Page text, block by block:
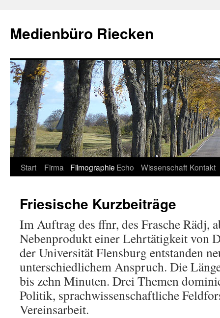
Medienbüro Riecken
Springe
Inhalt
Start Firma Filmographie Echo Wissenschaft Kontakt
Friesische Kurzbeiträge
Im Auftrag des ffnr, des Frasche Rädj,
Nebenprodukt einer Lehrtätigkeit von
der Universität Flensburg entstanden
unterschiedlichem Anspruch. Die
bis zehn Minuten. Drei Themen
Politik, sprachwissenschaftliche
Vereinsarbeit.